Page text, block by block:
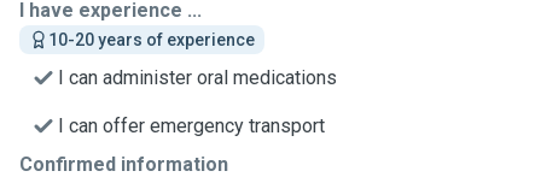
I have experience ...
10-20 years of experience
I can administer oral medications
I can offer emergency transport
Confirmed information